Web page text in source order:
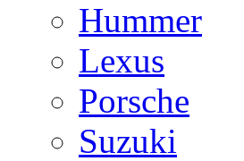
Hummer
Lexus
Porsche
Suzuki